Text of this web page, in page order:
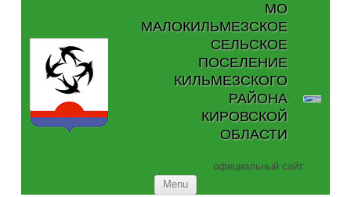
МО
МАЛОКИЛЬМЕЗСКОЕ
СЕЛЬСКОЕ
ПОСЕЛЕНИЕ
КИЛЬМЕЗСКОГО
РАЙОНА
КИРОВСКОЙ
ОБЛАСТИ
официальный сайт
Menu